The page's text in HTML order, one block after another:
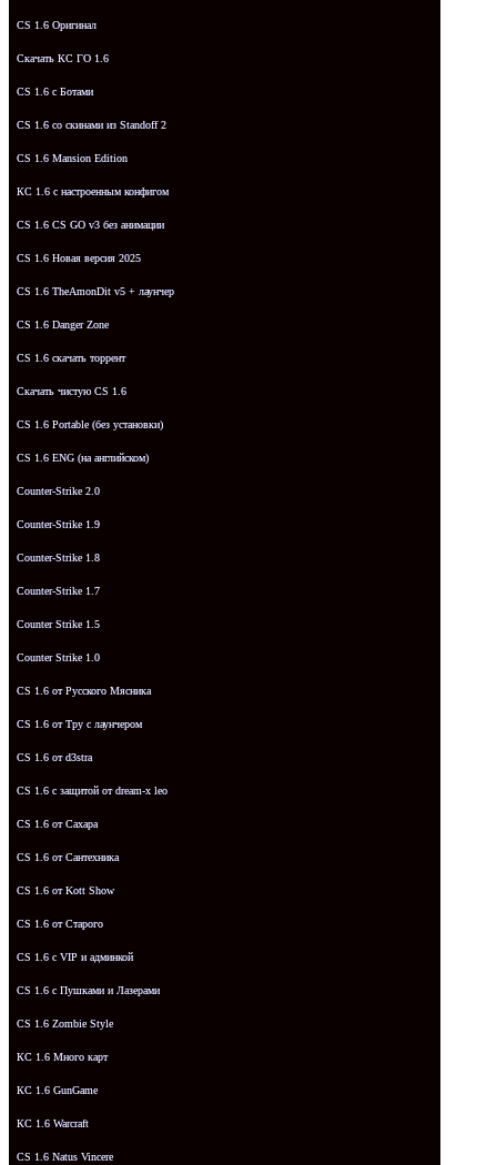
CS 1.6 Оригинал
Скачать КС ГО 1.6
CS 1.6 с Ботами
CS 1.6 со скинами из Standoff 2
CS 1.6 Mansion Edition
КС 1.6 с настроенным конфигом
CS 1.6 CS GO v3 без анимации
CS 1.6 Новая версия 2025
CS 1.6 TheAmonDit v5 + лаунчер
CS 1.6 Danger Zone
CS 1.6 скачать торрент
Скачать чистую CS 1.6
CS 1.6 Portable (без установки)
CS 1.6 ENG (на английском)
Counter-Strike 2.0
Counter-Strike 1.9
Counter-Strike 1.8
Counter-Strike 1.7
Counter Strike 1.5
Counter Strike 1.0
CS 1.6 от Русского Мясника
CS 1.6 от Tpy с лаунчером
CS 1.6 от d3stra
CS 1.6 с защитой от dream-x leo
CS 1.6 от Сахара
CS 1.6 от Сантехника
CS 1.6 от Kott Show
CS 1.6 от Старого
CS 1.6 с VIP и админкой
CS 1.6 с Пушками и Лазерами
CS 1.6 Zombie Style
КС 1.6 Много карт
КС 1.6 GunGame
КС 1.6 Warcraft
CS 1.6 Natus Vincere